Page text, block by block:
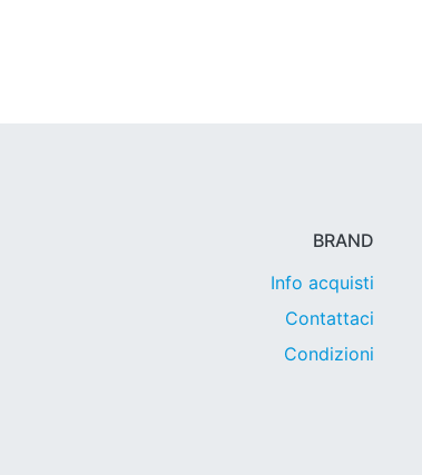
BRAND
Info acquisti
Contattaci
Condizioni